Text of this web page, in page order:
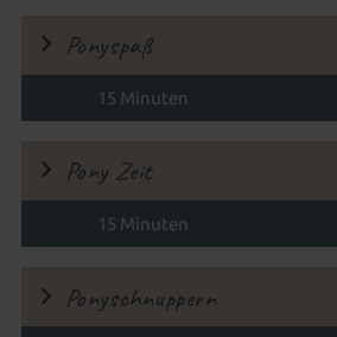
Ponyspaß
15 Minuten
Pony Zeit
15 Minuten
Ponyschnuppern